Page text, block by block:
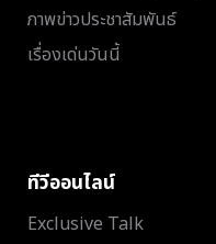
ภาพข่าวประชาสัมพันธ์
เรื่องเด่นวันนี้
ทีวีออนไลน์
Exclusive Talk